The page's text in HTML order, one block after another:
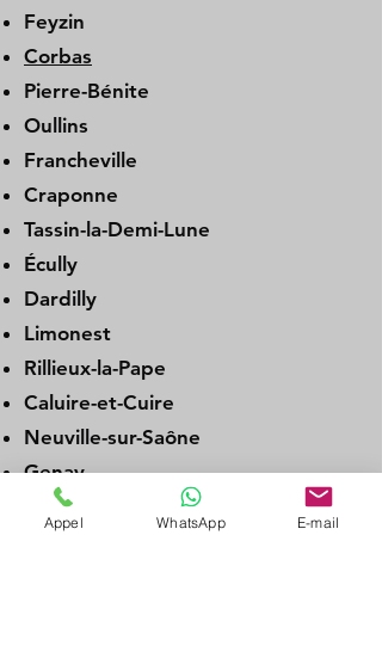
Feyzin
Corbas
Pierre-Bénite
Oullins
Francheville
Craponne
Tassin-la-Demi-Lune
Écully
Dardilly
Limonest
Rillieux-la-Pape
Caluire-et-Cuire
Neuville-sur-Saône
Genay
Albigny-sur-Saône
Appel WhatsApp E-mail